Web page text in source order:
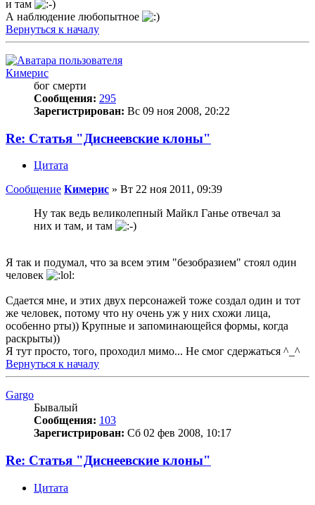
и там
А наблюдение любопытное
Вернуться к началу
Кимерис
бог смерти
Сообщения: 295
Зарегистрирован: Вс 09 ноя 2008, 20:22
Re: Статья "Диснеевские клоны"
Цитата
Сообщение Кимерис » Вт 22 ноя 2011, 09:39
Ну так ведь великолепный Майкл Ганье отвечал за
них и там, и там
Я так и подумал, что за всем этим "безобразием" стоял один
человек
Сдается мне, и этих двух персонажей тоже создал один и тот
же человек, потому что ну очень уж у них схожи лица,
особенно рты)) Крупные и запоминающейся формы, когда
раскрыты))
Я тут просто, того, проходил мимо... Не смог сдержаться ^_^
Вернуться к началу
Gargo
Бывалый
Сообщения: 103
Зарегистрирован: Сб 02 фев 2008, 10:17
Re: Статья "Диснеевские клоны"
Цитата